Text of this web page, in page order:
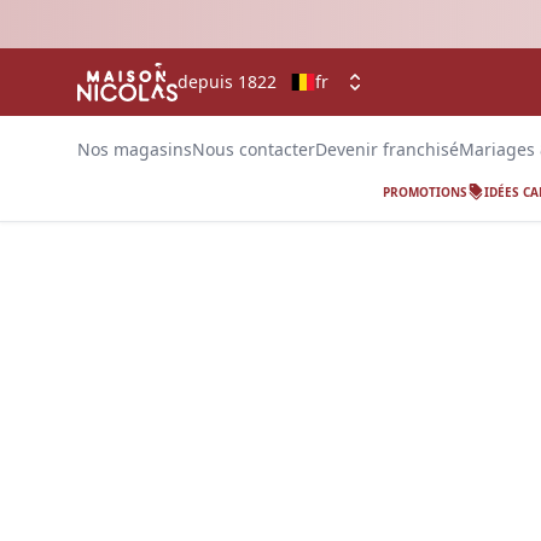
depuis 1822 fr
Nos magasinsNous contacterDevenir franchiséMariages
PROMOTIONS IDÉES